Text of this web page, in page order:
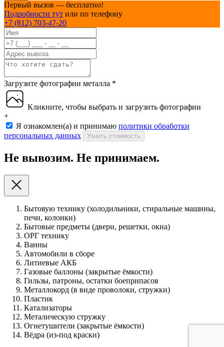
Первый вызов — бесплатно!
Подробности тут или по телефону
+7 (812) 703-47-20
Загрузите фотографии металла *
Кликните, чтобы выбрать и загрузить фотографии
+
Я ознакомлен(а) и принимаю политики обработки
персональных данных
Узнать стоимость
Не вывозим. Не принимаем.
Бытовую технику (холодильники, стиральные машины,
печи, колонки)
Бытовые предметы (двери, решетки, окна)
ОРГ технику
Ванны
Автомобили в сборе
Литиевые АКБ
Газовые баллоны (закрытые ёмкости)
Гильзы, патроны, остатки боеприпасов
Металлокорд (в виде проволоки, стружки)
Пластик
Катализаторы
Металическую стружку
Огнетушители (закрытые ёмкости)
Вёдра (из-под краски)